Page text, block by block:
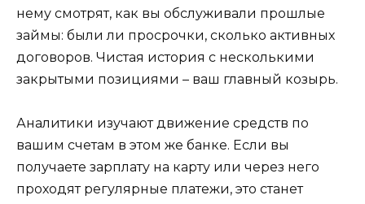
нему смотрят, как вы обслуживали прошлые
займы: были ли просрочки, сколько активных
договоров. Чистая история с несколькими
закрытыми позициями – ваш главный козырь.
Аналитики изучают движение средств по
вашим счетам в этом же банке. Если вы
получаете зарплату на карту или через него
проходят регулярные платежи, это станет